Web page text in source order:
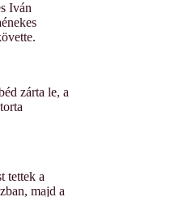
Iván
zárta le, a
tettek a
majd a